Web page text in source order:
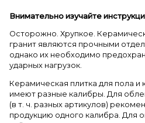
Внимательно изучайте
Осторожно. Хрупкое.
гранит являются прочными
однако их необходимо
ударных нагрузок.
Керамическая плитка для пола и
имеют разные калибры. Для
(в т. ч. разных артикулов)
продукцию одного калибра. Для